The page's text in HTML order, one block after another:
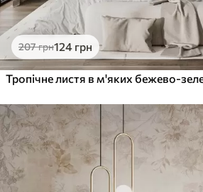
207грн124 грн